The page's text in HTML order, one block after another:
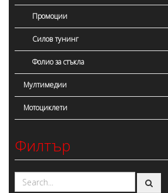
Промоции
Силов тунинг
Фолио за стъкла
Мултимедии
Мотоциклети
Филтър